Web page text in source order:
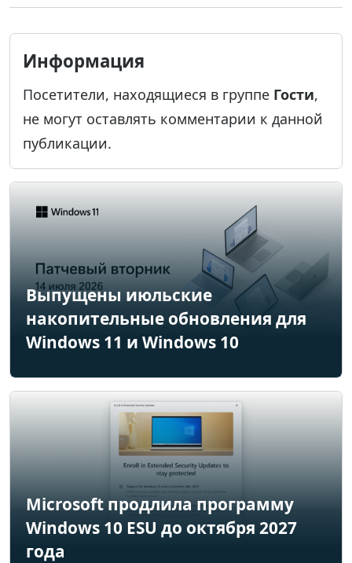
Информация
Посетители, находящиеся в группе Гости,
не могут оставлять комментарии к данной
публикации.
Выпущены июльские
накопительные обновления для
Windows 11 и Windows 10
Microsoft продлила программу
Windows 10 ESU до октября 2027
года